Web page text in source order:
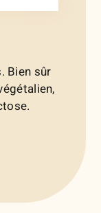
Bien sûr